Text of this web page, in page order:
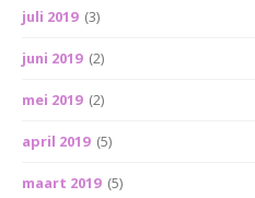
juli 2019 (3)
juni 2019 (2)
mei 2019 (2)
april 2019 (5)
maart 2019 (5)